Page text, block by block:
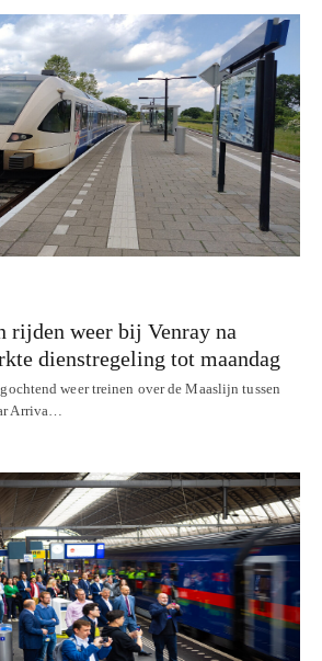
rijden weer bij Venray na
dienstregeling tot maandag
weer treinen over de Maaslijn tussen
Arriva…